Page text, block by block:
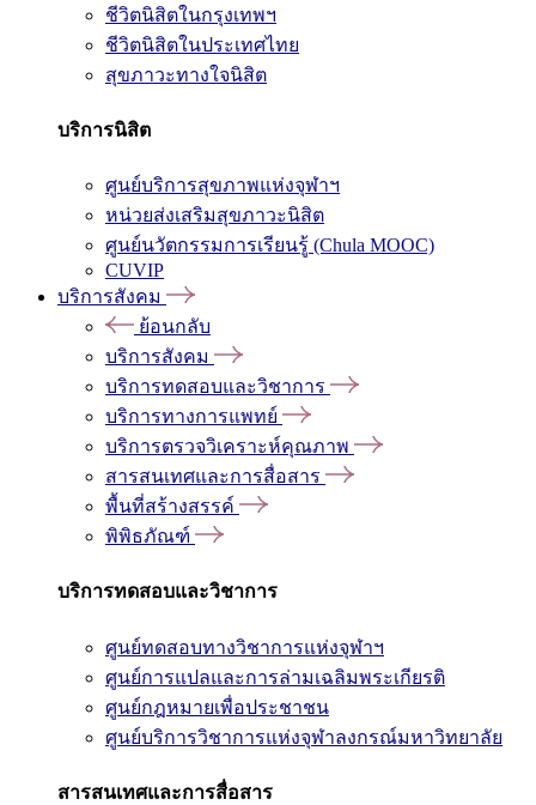
ชีวิตนิสิตในกรุงเทพฯ
ชีวิตนิสิตในประเทศไทย
สุขภาวะทางใจนิสิต
บริการนิสิต
ศูนย์บริการสุขภาพแห่งจุฬาฯ
หน่วยส่งเสริมสุขภาวะนิสิต
ศูนย์นวัตกรรมการเรียนรู้ (Chula MOOC)
CUVIP
บริการสังคม
ย้อนกลับ
บริการสังคม
บริการทดสอบและวิชาการ
บริการทางการแพทย์
บริการตรวจวิเคราะห์คุณภาพ
สารสนเทศและการสื่อสาร
พื้นที่สร้างสรรค์
พิพิธภัณฑ์
บริการทดสอบและวิชาการ
ศูนย์ทดสอบทางวิชาการแห่งจุฬาฯ
ศูนย์การแปลและการล่ามเฉลิมพระเกียรติ
ศูนย์กฎหมายเพื่อประชาชน
ศูนย์บริการวิชาการแห่งจุฬาลงกรณ์มหาวิทยาลัย
สารสนเทศและการสื่อสาร